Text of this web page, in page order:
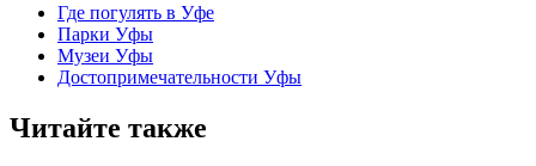
Где погулять в Уфе
Парки Уфы
Музеи Уфы
Достопримечательности Уфы
Читайте также